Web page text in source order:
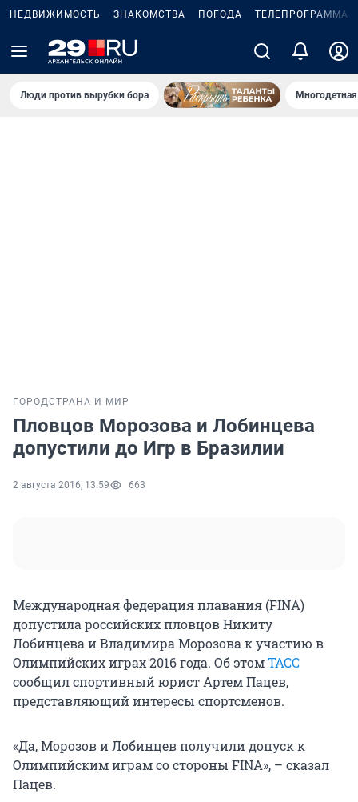
НЕДВИЖИМОСТЬ ЗНАКОМСТВА ПОГОДА ТЕЛЕПРОГРАММА
Люди против вырубки бора
ГОРОДСТРАНА И МИР
Пловцов Морозова и Лобинцева
допустили до Игр в Бразилии
2 августа 2016, 13:59 663
Международная федерация плавания (FINA)
допустила российских пловцов Никиту
Лобинцева и Владимира Морозова к участию в
Олимпийских играх 2016 года. Об этомТАСС
сообщил спортивный юрист Артем Пацев,
представляющий интересы спортсменов.
«Да, Морозов и Лобинцев получили допуск к
Олимпийским играм со стороны FINA», – сказал
Пацев.